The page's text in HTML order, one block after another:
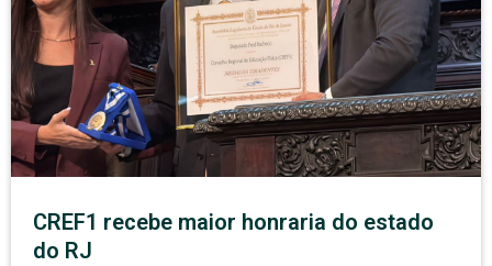
CREF1 recebe maior honraria do estado
do RJ